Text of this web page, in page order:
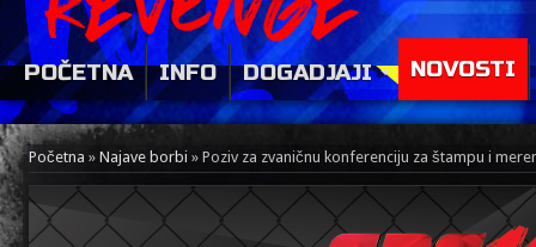
POČETNA INFO DOGADJAJI NOVOSTI
Početna » Najave borbi » Poziv za zvaničnu konferenciju za štampu i